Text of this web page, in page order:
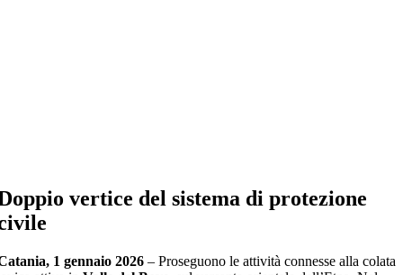
vertice del sistema di protezione
1 gennaio 2026 – Proseguono le attività connesse alla colata